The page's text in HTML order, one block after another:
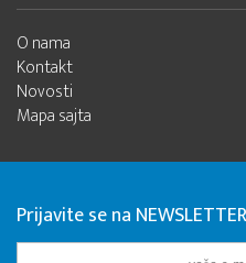
O nama
Kontakt
Novosti
Mapa sajta
Prijavite se na NEWSLETTER